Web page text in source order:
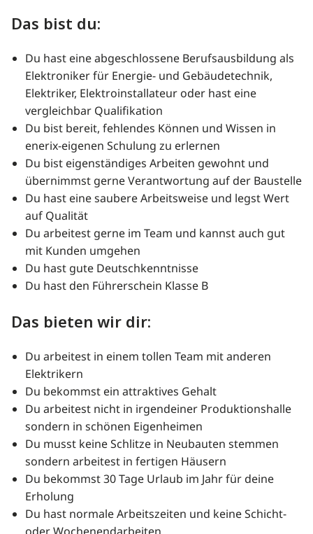
Das bist du:
Du hast eine abgeschlossene Berufsausbildung als
Elektroniker für Energie- und Gebäudetechnik,
Elektriker, Elektroinstallateur oder hast eine
vergleichbar Qualifikation
Du bist bereit, fehlendes Können und Wissen in
enerix-eigenen Schulung zu erlernen
Du bist eigenständiges Arbeiten gewohnt und
übernimmst gerne Verantwortung auf der Baustelle
Du hast eine saubere Arbeitsweise und legst Wert
auf Qualität
Du arbeitest gerne im Team und kannst auch gut
mit Kunden umgehen
Du hast gute Deutschkenntnisse
Du hast den Führerschein Klasse B
Das bieten wir dir:
Du arbeitest in einem tollen Team mit anderen
Elektrikern
Du bekommst ein attraktives Gehalt
Du arbeitest nicht in irgendeiner Produktionshalle
sondern in schönen Eigenheimen
Du musst keine Schlitze in Neubauten stemmen
sondern arbeitest in fertigen Häusern
Du bekommst 30 Tage Urlaub im Jahr für deine
Erholung
Du hast normale Arbeitszeiten und keine Schicht-